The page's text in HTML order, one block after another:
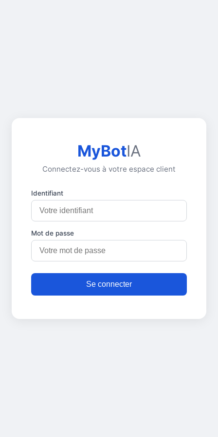
MyBotIA
Connectez-vous à votre espace client
Identifiant
Mot de passe
Se connecter